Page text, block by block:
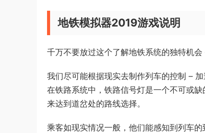
地铁模拟器2019游戏说明
千万不要放过这个了解地铁系统的独特机会
我们尽可能根据现实去制作列车的控制 –
在铁路系统中，铁路信号灯是一个不可或
来达到道岔处的路线选择。
乘客如现实情况一般，他们能感知到列车